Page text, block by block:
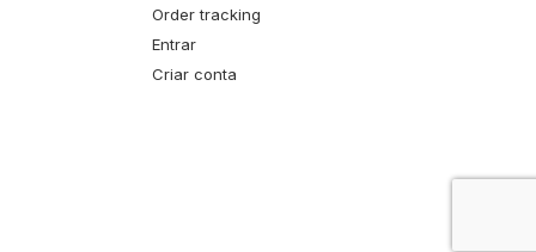
Order tracking
Entrar
Criar conta